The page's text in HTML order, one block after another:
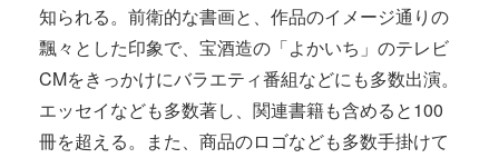
知られる。前衛的な書画と、作品のイメージ通りの
飄々とした印象で、宝酒造の「よかいち」のテレビ
CMをきっかけにバラエティ番組などにも多数出演。
エッセイなども多数著し、関連書籍も含めると100
冊を超える。また、商品のロゴなども多数手掛けて